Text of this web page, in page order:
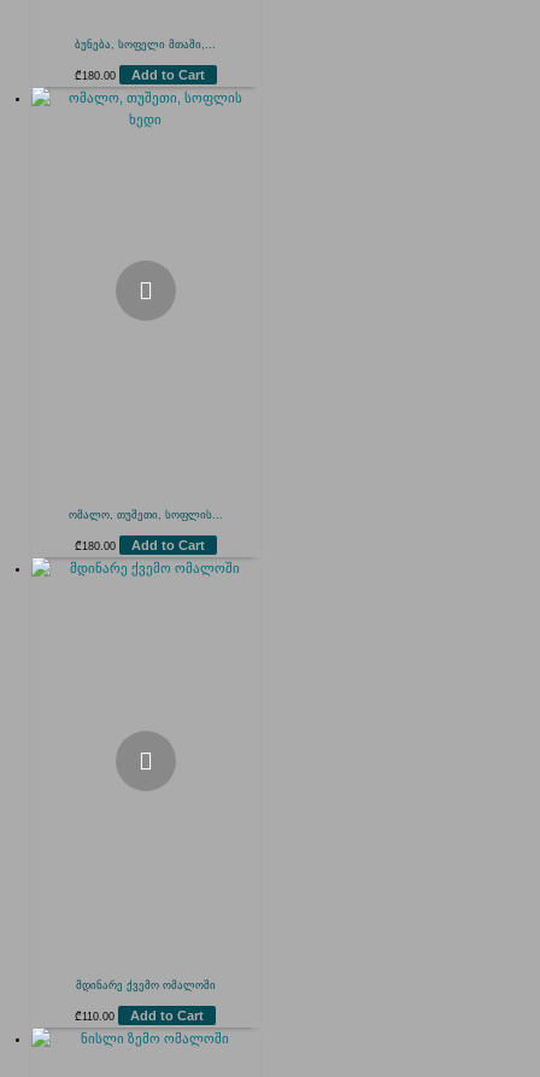
ბუნება, სოფელი მთაში,...
₾180.00 Add to Cart
ომალო, თუშეთი, სოფლის...
₾180.00 Add to Cart
მდინარე ქვემო ომალოში
₾110.00 Add to Cart